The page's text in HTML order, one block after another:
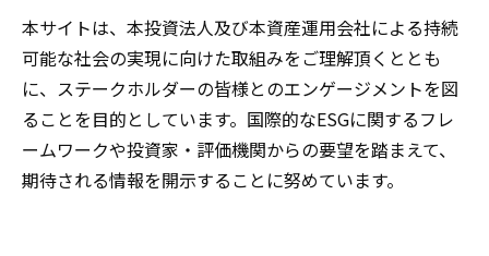
リスクマネジメント
ファイナンス
グリーンファイナンス
本サイトは、本投資法人及び本資産運用会社による持続
可能な社会の実現に向けた取組みをご理解頂くととも
に、ステークホルダーの皆様とのエンゲージメントを図
ることを目的としています。国際的なESGに関するフレ
ームワークや投資家・評価機関からの要望を踏まえて、
期待される情報を開示することに努めています。